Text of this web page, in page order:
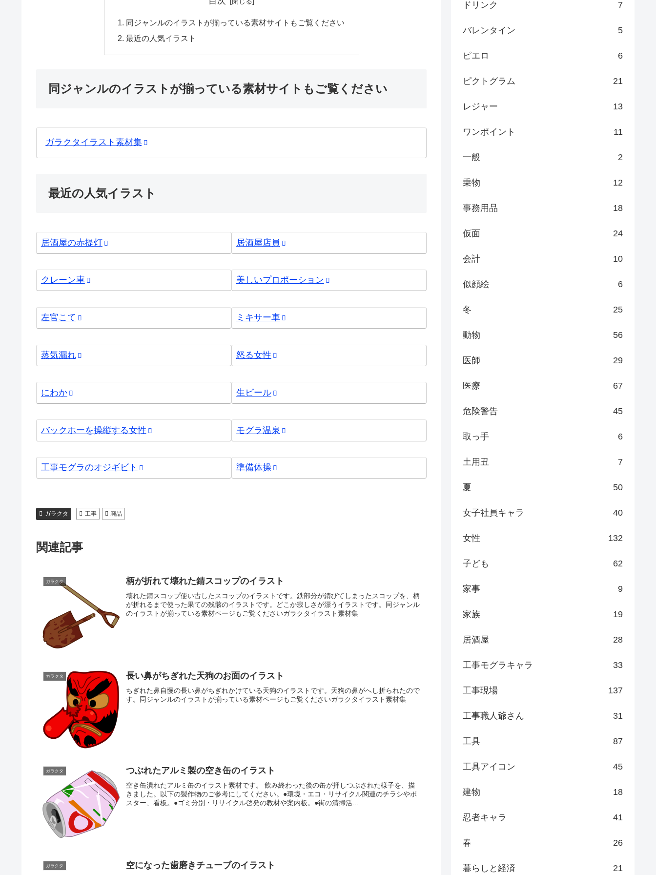
同ジャンルのイラストが揃っている素材サイトもご覧ください
最近の人気イラスト
同ジャンルのイラストが揃っている素材サイトもご覧ください
ガラクタイラスト素材集
最近の人気イラスト
居酒屋の赤提灯 居酒屋店員
クレーン車 美しいプロポーション
左官こて ミキサー車
蒸気漏れ 怒る女性
にわか 生ビール
バックホーを操縦する女性 モグラ温泉
工事モグラのオジギビト 準備体操
ガラクタ 工事 廃品
関連記事
ガラクタ 柄が折れて壊れた錆スコップのイラスト
壊れた錆スコップ使い古したスコップのイラストです。鉄部分が錆びてしまったスコップを、柄
が折れるまで使った果ての残骸のイラストです。どこか寂しさが漂うイラストです。同ジャンル
のイラストが揃っている素材ページもご覧くださいガラクタイラスト素材集
ガラクタ 長い鼻がちぎれた天狗のお面のイラスト
ちぎれた鼻自慢の長い鼻がちぎれかけている天狗のイラストです。天狗の鼻がへし折られたので
す。同ジャンルのイラストが揃っている素材ページもご覧くださいガラクタイラスト素材集
ガラクタ つぶれたアルミ製の空き缶のイラスト
空き缶潰れたアルミ缶のイラスト素材です。 飲み終わった後の缶が押しつぶされた様子を、描
きました。以下の製作物のご参考にしてください。●環境・エコ・リサイクル関連のチラシやポ
スター、看板。●ゴミ分別・リサイクル啓発の教材や案内板。●街の清掃活...
ガラクタ 空になった歯磨きチューブのイラスト
ドリンク 7
バレンタイン 5
ピエロ 6
ピクトグラム 21
レジャー 13
ワンポイント 11
一般 2
乗物 12
事務用品 18
仮面 24
会計 10
似顔絵 6
冬 25
動物 56
医師 29
医療 67
危険警告 45
取っ手 6
土用丑 7
夏 50
女子社員キャラ 40
女性 132
子ども 62
家事 9
家族 19
居酒屋 28
工事モグラキャラ 33
工事現場 137
工事職人爺さん 31
工具 87
工具アイコン 45
建物 18
忍者キャラ 41
春 26
暮らしと経済 21